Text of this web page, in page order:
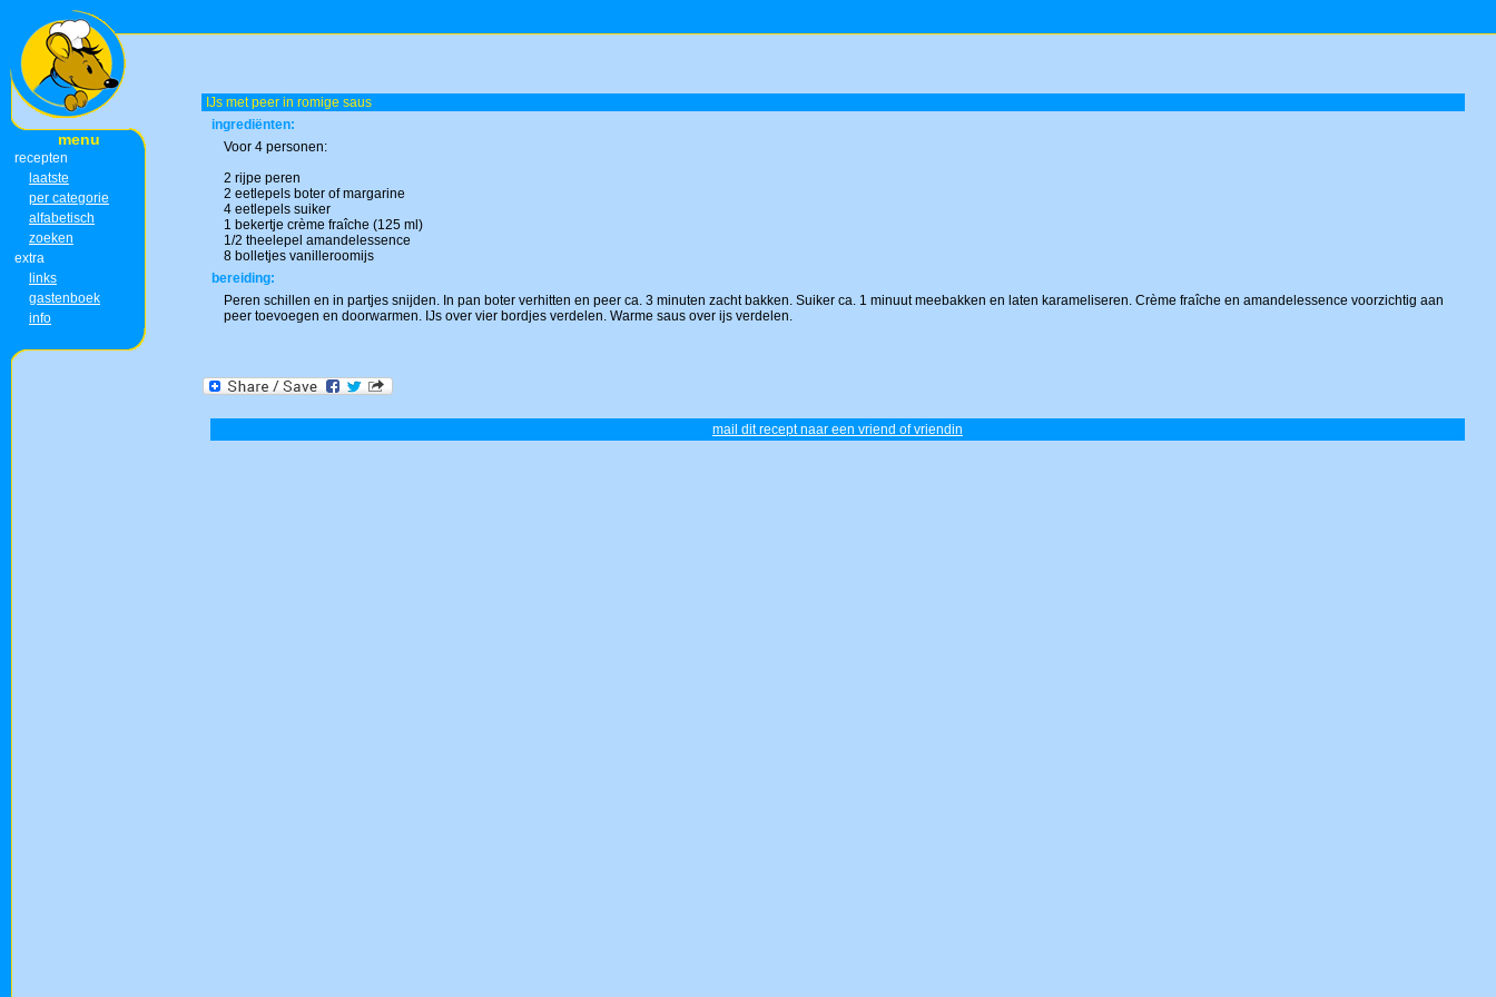
menu
recepten
laatste
per categorie
alfabetisch
zoeken
extra
links
gastenboek
info
IJs met peer in romige saus
ingrediënten:
Voor 4 personen:
2 rijpe peren
2 eetlepels boter of margarine
4 eetlepels suiker
1 bekertje crème fraîche (125 ml)
1/2 theelepel amandelessence
8 bolletjes vanilleroomijs
bereiding:
Peren schillen en in partjes snijden. In pan boter verhitten en peer ca. 3 minuten zacht bakken. Suiker ca. 1 minuut meebakken en laten karameliseren. Crème fraîche en amandelessence voorzichtig aan
peer toevoegen en doorwarmen. IJs over vier bordjes verdelen. Warme saus over ijs verdelen.
mail dit recept naar een vriend of vriendin